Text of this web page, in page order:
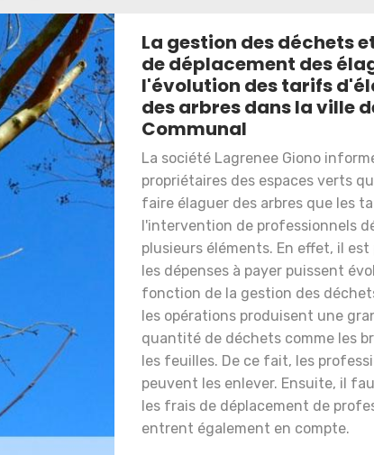
La gestion des déchets
de déplacement des
l'évolution des tarifs
des arbres dans la ville
Communal
La société Lagrenee Giono
propriétaires des espaces verts
faire élaguer des arbres que les
l'intervention de professionnels
plusieurs éléments. En effet, il est
les dépenses à payer puissent
fonction de la gestion des
les opérations produisent une
quantité de déchets comme les
les feuilles. De ce fait, les
peuvent les enlever. Ensuite, il
les frais de déplacement de
entrent également en compte.